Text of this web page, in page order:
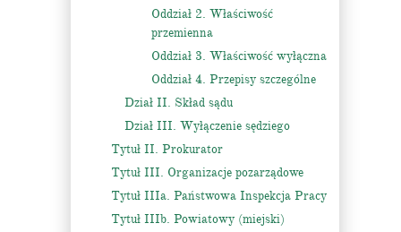
Oddział 2. Właściwość
przemienna
Oddział 3. Właściwość wyłączna
Oddział 4. Przepisy szczególne
Dział II. Skład sądu
Dział III. Wyłączenie sędziego
Tytuł II. Prokurator
Tytuł III. Organizacje pozarządowe
Tytuł IIIa. Państwowa Inspekcja Pracy
Tytuł IIIb. Powiatowy (miejski)